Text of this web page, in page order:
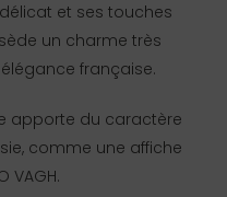
et ses touches
un charme très
française.
apporte du caractère
comme une affiche
VAGH.